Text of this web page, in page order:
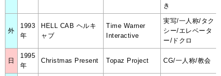
き
外
1993
年
HELL CAB ヘルキ
ャブ
Time Warner
Interactive
実写/一人称/タク
シー/エレベータ
ー/ドクロ
日
1995
年
Christmas Present Topaz Project CG/一人称/教会